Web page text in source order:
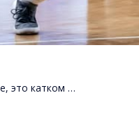
это катком …